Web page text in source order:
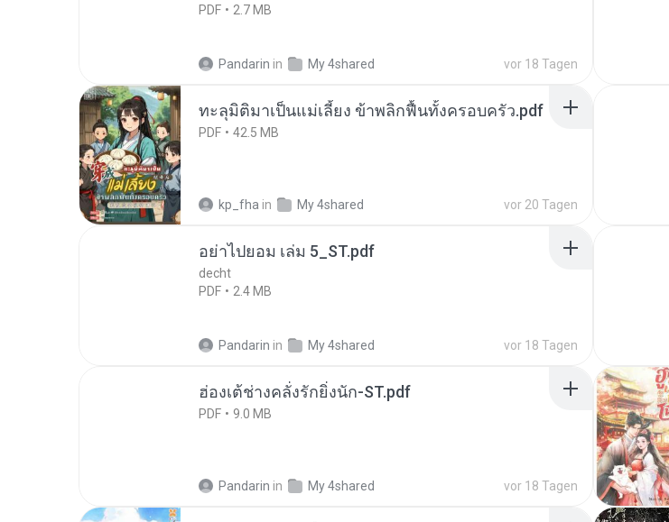
PDF
2.7 MB
Pandarin in My 4shared vor 18 Tagen
ทะลุมิติมาเป็นแม่เลี้ยง ข้าพลิกฟื้นทั้งครอบครัว.pdf
PDF 42.5 MB
kp_fha in My 4shared vor 20 Tagen
อย่าไปยอม เล่ม 5_ST.pdf
decht
PDF
2.4 MB
Pandarin in My 4shared vor 18 Tagen
ฮ่องเต้ช่างคลั่งรักยิ่งนัก-ST.pdf
PDF 9.0 MB
Pandarin in My 4shared vor 18 Tagen